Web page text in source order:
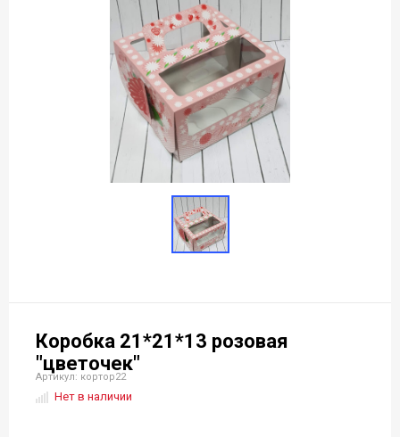
Коробка 21*21*13 розовая
"цветочек"
Артикул: кортор22
Нет в наличии